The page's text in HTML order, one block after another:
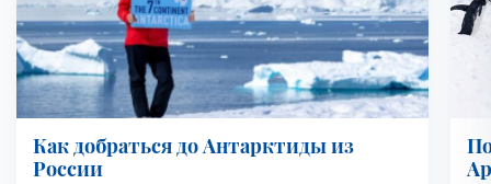
Как добраться до Антарктиды из
России